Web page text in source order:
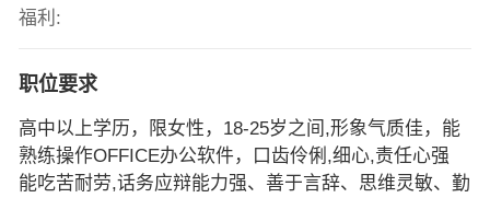
福利:
职位要求
高中以上学历，限女性，18-25岁之间,形象气质佳，能
熟练操作OFFICE办公软件，口齿伶俐,细心,责任心强
能吃苦耐劳,话务应辩能力强、善于言辞、思维灵敏、勤